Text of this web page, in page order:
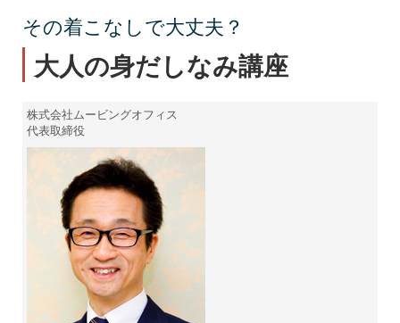
その着こなしで大丈夫？
大人の身だしなみ講座
株式会社ムービングオフィス
代表取締役